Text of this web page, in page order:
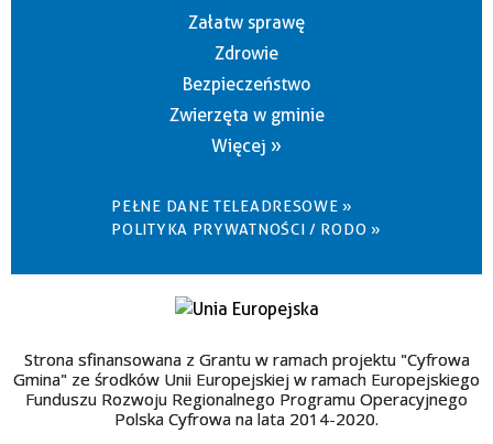
Załatw sprawę
Zdrowie
Bezpieczeństwo
Zwierzęta w gminie
Więcej »
PEŁNE DANE TELEADRESOWE »
POLITYKA PRYWATNOŚCI / RODO »
Strona sfinansowana z Grantu w ramach projektu "Cyfrowa
Gmina" ze środków Unii Europejskiej w ramach Europejskiego
Funduszu Rozwoju Regionalnego Programu Operacyjnego
Polska Cyfrowa na lata 2014-2020.